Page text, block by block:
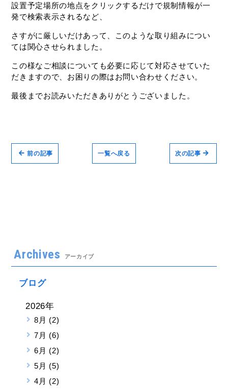
設置予定場所の地点をクリックするだけで規制情報が一
発で検索表示されるなど、
さすがに厳しいだけあって、このような取り組みについ
ては関心させられました。
この様なご相談についても必要に応じて対応させていた
だきますので、お困りの際はお問い合わせください。
最後までお読みいただきありがとうございました。
次の記事
一覧へ戻る
前の記事
Archives アーカイブ
ブログ
2026年
8月 (2)
7月 (6)
6月 (2)
5月 (5)
4月 (2)